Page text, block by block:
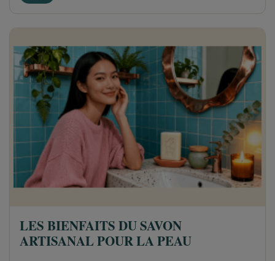
LES BIENFAITS DU SAVON
ARTISANAL POUR LA PEAU